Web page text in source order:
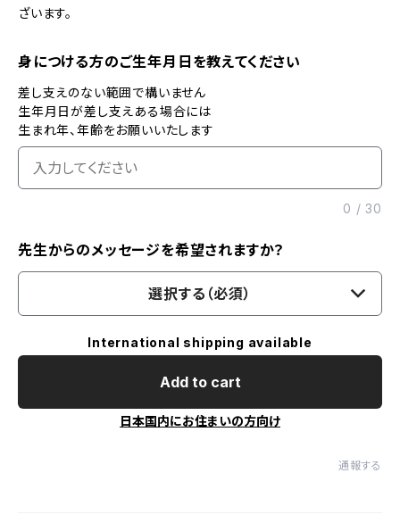
ざいます。
身につける方のご生年月日を教えてください
差し支えのない範囲で構いません
生年月日が差し支えある場合には
生まれ年、年齢をお願いいたします
0 /30
先生からのメッセージを希望されますか？
選択する（必須）
International shipping available
Add to cart
日本国内にお住まいの方向け
通報する